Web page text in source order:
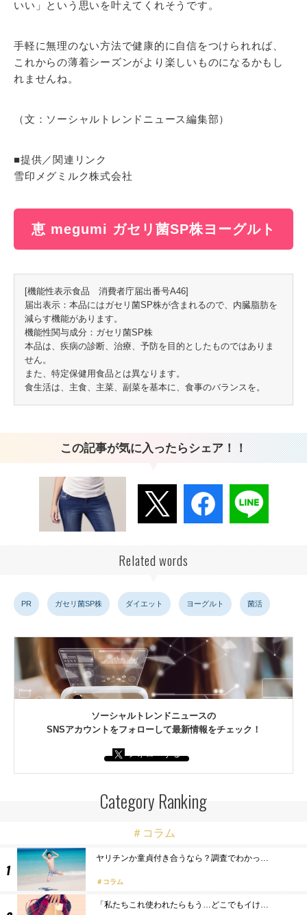
いい」という思いを叶えてくれそうです。
手軽に無理のない方法で健康的に自信をつけられれば、
これからの薄着シーズンがより楽しいものになるかもし
れませんね。
（文：ソーシャルトレンドニュース編集部）
■提供／関連リンク
雪印メグミルク株式会社
恵 megumi ガセリ菌SP株ヨーグルト
[機能性表示食品 消費者庁届出番号A46]
届出表示：本品にはガセリ菌SP株が含まれるので、内臓脂肪を
減らす機能があります。
機能性関与成分：ガセリ菌SP株
本品は、疾病の診断、治療、予防を目的としたものではありま
せん。
また、特定保健用食品とは異なります。
食生活は、主食、主菜、副菜を基本に、食事のバランスを。
この記事が気に入ったらシェア！！
Related words
PR ガセリ菌SP株 ダイエット ヨーグルト 菌活
ソーシャルトレンドニュースの
SNSアカウントをフォローして最新情報をチェック！
フォローする
Category Ranking
＃コラム
ヤリチンか童貞付き合うなら？調査でわかっ…
コラム
「私たちこれ使われたらもう…どこでもイけ…